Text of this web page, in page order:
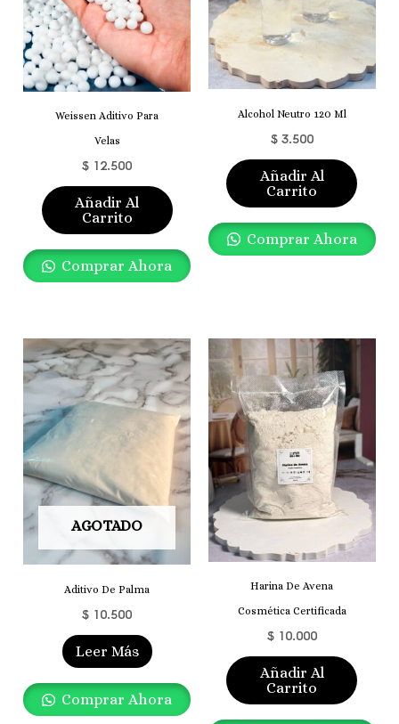
Weissen Aditivo Para
Velas
$ 12.500
Añadir Al
Carrito
Comprar Ahora
Alcohol Neutro 120 Ml
$3.500
Añadir Al
Carrito
Comprar Ahora
AGOTADO
Aditivo De Palma
$ 10.500
Leer Más
Comprar Ahora
Harina De Avena
Cosmética Certificada
$10.000
Añadir Al
Carrito